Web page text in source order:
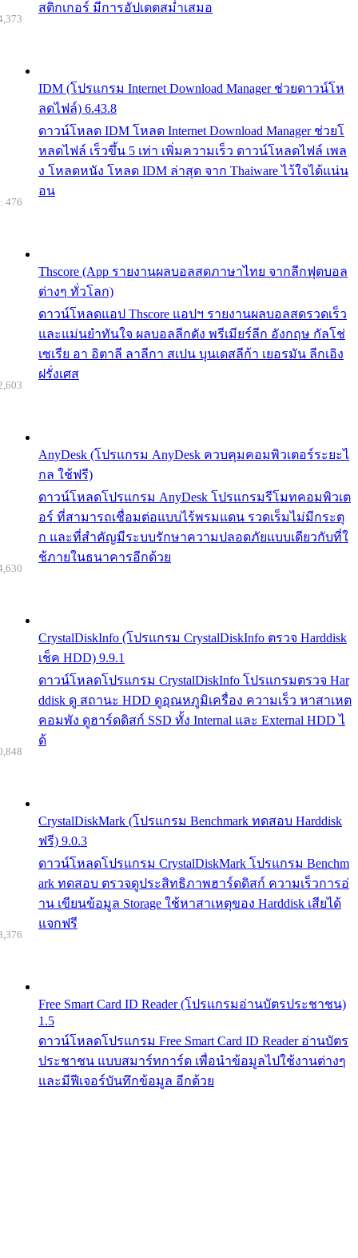
สติกเกอร์ มีการอัปเดตสม่ำเสมอ
IDM (โปรแกรม Internet Download Manager ช่วยดาวน์โห
ลดไฟล์) 6.43.8
ดาวน์โหลด IDM โหลด Internet Download Manager ช่วยโ
หลดไฟล์ เร็วขึ้น 5 เท่า เพิ่มความเร็ว ดาวน์โหลดไฟล์ เพล
ง โหลดหนัง โหลด IDM ล่าสุด จาก Thaiware ไว้ใจได้แน่น
อน
Thscore (App รายงานผลบอลสดภาษาไทย จากลีกฟุตบอล
ต่างๆ ทั่วโลก)
ดาวน์โหลดแอป Thscore แอปฯ รายงานผลบอลสดรวดเร็ว
และแม่นยำทันใจ ผลบอลลีกดัง พรีเมียร์ลีก อังกฤษ กัลโช่
เซเรีย อา อิตาลี ลาลีกา สเปน บุนเดสลีก้า เยอรมัน ลีกเอิง
ฝรั่งเศส
476
AnyDesk (โปรแกรม AnyDesk ควบคุมคอมพิวเตอร์ระยะไ
กล ใช้ฟรี)
ดาวน์โหลดโปรแกรม AnyDesk โปรแกรมรีโมทคอมพิวเต
อร์ ที่สามารถเชื่อมต่อแบบไร้พรมแดน รวดเร็มไม่มีกระตุ
ก และที่สำคัญมีระบบรักษาความปลอดภัยแบบเดียวกับที่ใ
ช้ภายในธนาคารอีกด้วย
CrystalDiskInfo (โปรแกรม CrystalDiskInfo ตรวจ Harddisk
เช็ค HDD) 9.9.1
ดาวน์โหลดโปรแกรม CrystalDiskInfo โปรแกรมตรวจ Har
ddisk ดู สถานะ HDD ดูอุณหภูมิเครื่อง ความเร็ว หาสาเหต
คอมพัง ดูฮาร์ดดิสก์ SSD ทั้ง Internal และ External HDD ไ
ด้
CrystalDiskMark (โปรแกรม Benchmark ทดสอบ Harddisk
ฟรี) 9.0.3
ดาวน์โหลดโปรแกรม CrystalDiskMark โปรแกรม Benchm
ark ทดสอบ ตรวจดูประสิทธิภาพฮาร์ดดิสก์ ความเร็วการอ่
าน เขียนข้อมูล Storage ใช้หาสาเหตุของ Harddisk เสียได้
แจกฟรี
Free Smart Card ID Reader (โปรแกรมอ่านบัตรประชาชน)
1.5
ดาวน์โหลดโปรแกรม Free Smart Card ID Reader อ่านบัตร
ประชาชน แบบสมาร์ทการ์ด เพื่อนำข้อมูลไปใช้งานต่างๆ
และมีฟีเจอร์บันทึกข้อมูล อีกด้วย